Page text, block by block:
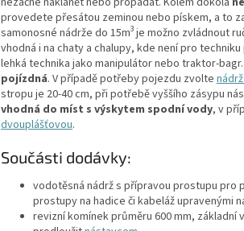
provedete přesátou zeminou nebo pískem, a to
samonosné nádrže do 15m3 je možno zvládnout
vhodná i na chaty a chalupy, kde není pro
lehká technika jako manipulátor nebo traktor-
pojízdná. V případě potřeby pojezdu zvolte
stropu je 20-40 cm, při potřebě vyššího zásypu
vhodná do míst s výskytem spodní vody, v
dvouplášťovou.
Součásti dodávky:
vodotěsná nádrž s přípravou prostupu
prostupy na hadice či kabeláž upravenými
revizní komínek průměru 600 mm, základní